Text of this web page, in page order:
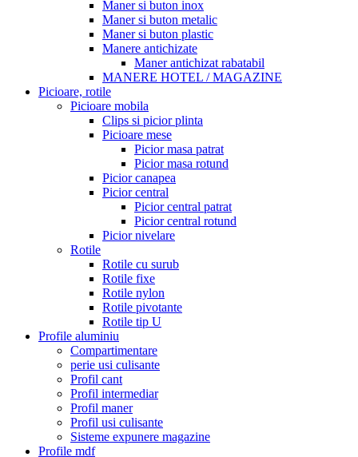
Maner si buton inox
Maner si buton metalic
Maner si buton plastic
Manere antichizate
Maner antichizat rabatabil
MANERE HOTEL / MAGAZINE
Picioare, rotile
Picioare mobila
Clips si picior plinta
Picioare mese
Picior masa patrat
Picior masa rotund
Picior canapea
Picior central
Picior central patrat
Picior central rotund
Picior nivelare
Rotile
Rotile cu surub
Rotile fixe
Rotile nylon
Rotile pivotante
Rotile tip U
Profile aluminiu
Compartimentare
perie usi culisante
Profil cant
Profil intermediar
Profil maner
Profil usi culisante
Sisteme expunere magazine
Profile mdf